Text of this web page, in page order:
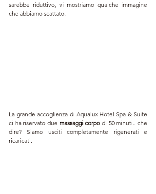
sarebbe riduttivo, vi mostriamo qualche immagine
che abbiamo scattato.
La grande accoglienza di Aqualux Hotel Spa & Suite
ci ha riservato due massaggi corpo di 50 minuti.. che
dire? Siamo usciti completamente rigenerati e
ricaricati.